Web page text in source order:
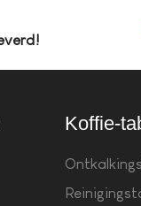
Koffie-